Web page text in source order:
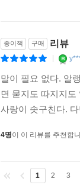
종이책 구매 리뷰
말이 필요 없다. 알
면 묻지도 따지지
사랑이 솟구친다.
4명이 이 리뷰를 추천합
1 2 3